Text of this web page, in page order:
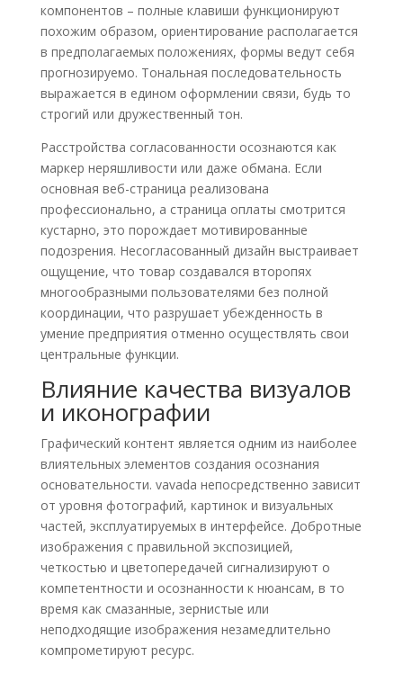
компонентов – полные клавиши функционируют
похожим образом, ориентирование располагается
в предполагаемых положениях, формы ведут себя
прогнозируемо. Тональная последовательность
выражается в едином оформлении связи, будь то
строгий или дружественный тон.
Расстройства согласованности осознаются как
маркер неряшливости или даже обмана. Если
основная веб-страница реализована
профессионально, а страница оплаты смотрится
кустарно, это порождает мотивированные
подозрения. Несогласованный дизайн выстраивает
ощущение, что товар создавался второпях
многообразными пользователями без полной
координации, что разрушает убежденность в
умение предприятия отменно осуществлять свои
центральные функции.
Влияние качества визуалов
и иконографии
Графический контент является одним из наиболее
влиятельных элементов создания осознания
основательности. vavada непосредственно зависит
от уровня фотографий, картинок и визуальных
частей, эксплуатируемых в интерфейсе. Добротные
изображения с правильной экспозицией,
четкостью и цветопередачей сигнализируют о
компетентности и осознанности к нюансам, в то
время как смазанные, зернистые или
неподходящие изображения незамедлительно
компрометируют ресурс.